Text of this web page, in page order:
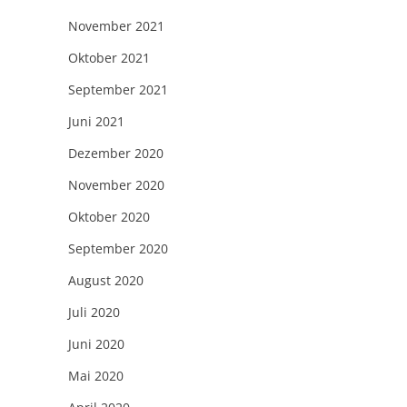
November 2021
Oktober 2021
September 2021
Juni 2021
Dezember 2020
November 2020
Oktober 2020
September 2020
August 2020
Juli 2020
Juni 2020
Mai 2020